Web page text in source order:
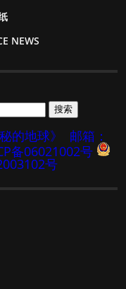
NEWS
的地球》
邮箱：
备06021002号
号